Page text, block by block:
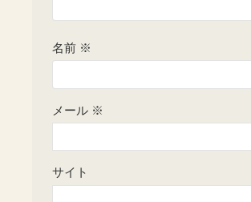
名前 ※
メール ※
サイト